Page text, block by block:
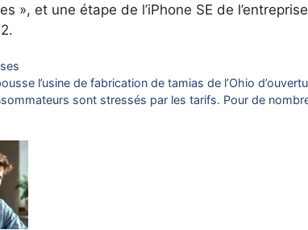
», et une étape de l’iPhone SE de
l’usine de fabrication de tamias de l’Ohio
sont stressés par les tarifs. Pour de